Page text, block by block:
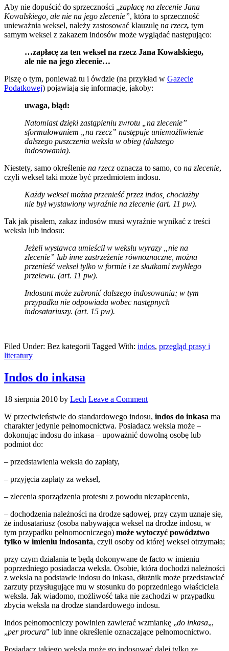
Aby nie dopuścić do sprzeczności „zapłacę na zlecenie Jana
Kowalskiego, ale nie na jego zlecenie”, która to sprzeczność
unieważnia weksel, należy zastosować klauzulę na rzecz, tym
samym weksel z zakazem indosów może wyglądać następująco:
…zapłacę za ten weksel na rzecz Jana Kowalskiego,
ale nie na jego zlecenie…
Piszę o tym, ponieważ tu i ówdzie (na przykład w Gazecie
Podatkowej) pojawiają się informacje, jakoby:
uwaga, błąd:
Natomiast dzięki zastąpieniu zwrotu „na zlecenie”
sformułowaniem „na rzecz” następuje uniemożliwienie
dalszego puszczenia weksla w obieg (dalszego
indosowania).
Niestety, samo określenie na rzecz oznacza to samo, co na zlecenie,
czyli weksel taki może być przedmiotem indosu.
Każdy weksel można przenieść przez indos, chociażby
nie był wystawiony wyraźnie na zlecenie (art. 11 pw).
Tak jak pisałem, zakaz indosów musi wyraźnie wynikać z treści
weksla lub indosu:
Jeżeli wystawca umieścił w wekslu wyrazy „nie na
zlecenie” lub inne zastrzeżenie równoznaczne, można
przenieść weksel tylko w formie i ze skutkami zwykłego
przelewu. (art. 11 pw).
Indosant może zabronić dalszego indosowania; w tym
przypadku nie odpowiada wobec następnych
indosatariuszy. (art. 15 pw).
Filed Under: Bez kategorii Tagged With: indos, przegląd prasy i
literatury
Indos do inkasa
18 sierpnia 2010 by Lech Leave a Comment
W przeciwieństwie do standardowego indosu, indos do inkasa ma
charakter jedynie pełnomocnictwa. Posiadacz weksla może –
dokonując indosu do inkasa – upoważnić dowolną osobę lub
podmiot do:
– przedstawienia weksla do zapłaty,
– przyjęcia zapłaty za weksel,
– zlecenia sporządzenia protestu z powodu niezapłacenia,
– dochodzenia należności na drodze sądowej, przy czym uznaje się,
że indosatariusz (osoba nabywająca weksel na drodze indosu, w
tym przypadku pełnomocniczego) może wytoczyć powództwo
tylko w imieniu indosanta, czyli osoby od której weksel otrzymała;
przy czym działania te będą dokonywane de facto w imieniu
poprzedniego posiadacza weksla. Osobie, która dochodzi należności
z weksla na podstawie indosu do inkasa, dłużnik może przedstawiać
zarzuty przysługujące mu w stosunku do poprzedniego właściciela
weksla. Jak wiadomo, możliwość taka nie zachodzi w przypadku
zbycia weksla na drodze standardowego indosu.
Indos pełnomocniczy powinien zawierać wzmiankę „do inkasa„,
„per procura” lub inne określenie oznaczające pełnomocnictwo.
Posiadacz takiego weksla może go indosować dalej tylko ze